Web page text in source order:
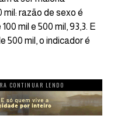
mil: razão de sexo é
mil e 500 mil, 93,3. E
500 mil, o indicador é
CONTINUAR LENDO